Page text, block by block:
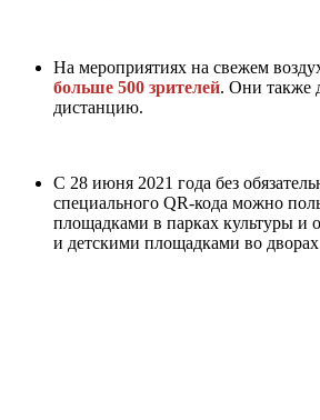
На мероприятиях на свежем
больше 500 зрителей. Они также
дистанцию.
С 28 июня 2021 года без
специального QR-кода можно
площадками в парках культуры и
и детскими площадками во